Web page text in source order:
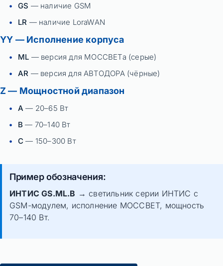
GS — наличие GSM
LR — наличие LoraWAN
YY — Исполнение корпуса
ML — версия для МОССВЕТа (серые)
AR — версия для АВТОДОРА (чёрные)
Z — Мощностной диапазон
A — 20–65 Вт
B — 70–140 Вт
C — 150–300 Вт
Пример обозначения:
ИНТИС GS.ML.B → светильник серии ИНТИС с
GSM-модулем, исполнение МОССВЕТ, мощность
70–140 Вт.